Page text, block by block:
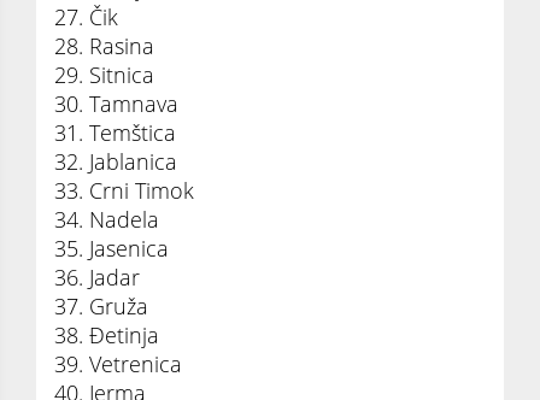
27. Čik
28. Rasina
29. Sitnica
30. Tamnava
31. Temštica
32. Jablanica
33. Crni Timok
34. Nadela
35. Jasenica
36. Jadar
37. Gruža
38. Đetinja
39. Vetrenica
40. Jerma